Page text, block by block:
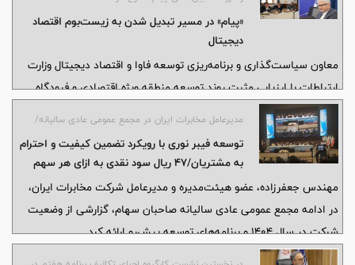
«پیام» در مسیر تبدیل شدن به زیست‌بوم اقتصاد
دیجیتال
معاون سیاست‌گذاری و برنامه‌ریزی توسعه فاوا و اقتصاد دیجیتال وزارت
ارتباطات با ارزیابی مثبت روند توسعه منطقه ویژه اقتصادی و فرودگاه
بین‌المللی پیام، این مجموعه را در مسیر شکل‌دهی به زیست‌بوم اقتصاد
دیجیتال کشور دانست و بر تداوم حمایت وزارت ارتباطات از برنامه‌های
توسعه‌ای آن تأکید کرد.
مدیرعامل مخابرات ایران در مجمع عمومی عادی سالیانه/
توسعه فیبر نوری با رویکرد تضمین کیفیت و احترام
به مشتریان/47 ریال سود نقدی به ازای هر سهم
تصویب شد
مهندس جعفرزاده، عضو هیئت‌مدیره و مدیرعامل شرکت مخابرات ایران،
در ادامه مجمع عمومی عادی سالیانه صاحبان سهام، گزارشی از وضعیت
شرکت در سال ۱۴۰۴ و برنامه‌های توسعه پیش‌رو ارائه کرد.